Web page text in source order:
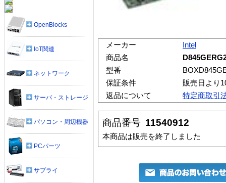
メーカー
Intel
商品名
型番
保証条件
販売日より
返品について
特定商取引
商品番号 11540912
本商品は販売を終了しました
OpenBlocks
IoT関連
ネットワーク
サーバ・ストレージ
パソコン・周辺機器
PCパーツ
サプライ